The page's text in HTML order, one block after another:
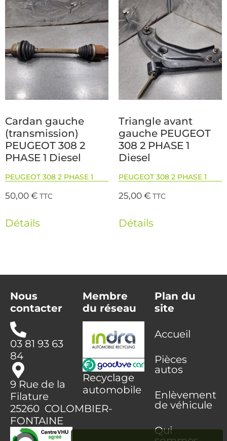
Cardan gauche
(transmission)
PEUGEOT 308 2
PHASE 1 Diesel
PEUGEOT 308 2 PHASE 1
50,00€ TTC
Détails
Triangle avant
gauche PEUGEOT
308 2 PHASE 1
Diesel
PEUGEOT 308 2 PHASE 1
25,00€ TTC
Détails
Nous
contacter
03 81 93 63
84
9 Rue de la
Filature
25260 COLOMBIER-
FONTAINE
Membre
du réseau
Recyclage
automobile
Plan du
site
Accueil
Pièces
autos
Enlèvement
de véhicule
Qui